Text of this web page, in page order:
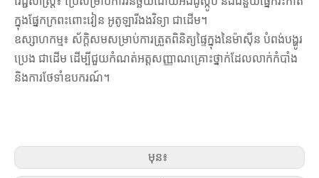
ក្នុងផ្នែកក្រពះពោះវៀន អូតូឡារីងងវិទ្យា ជាដើម។
ឧស្សាហកម្ម៖ ស័ក្តិសមសម្រាប់ការត្រួតពិនិត្យផ្ទៃក្នុងនៃម៉ាស៊ីន បំពង់បង្ហូរ
ប្រេង ជាដើម ដើម្បីជួយកំណត់អត្តសញ្ញាណគ្រោះថ្នាក់ដែលលាក់កំបាំង
និងការថែទាំឧបករណ៍។
មុន៖